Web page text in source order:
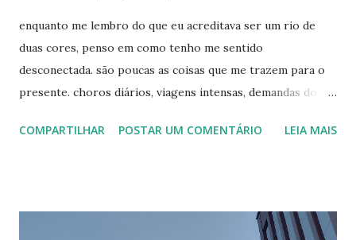
enquanto me lembro do que eu acreditava ser um rio de
duas cores, penso em como tenho me sentido
desconectada. são poucas as coisas que me trazem para o
presente. choros diários, viagens intensas, demandas do
(como agora). não faço ideia de qual caminho devo seguir,
fim de semana e me imagino querendo te encontrar. faço
COMPARTILHAR POSTAR UM COMENTÁRIO LEIA MAIS